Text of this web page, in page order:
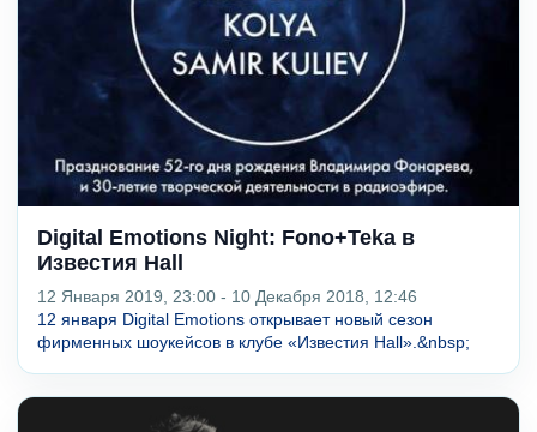
Digital Emotions Night: Fono+Teka в
Известия Hall
12 Января 2019, 23:00 - 10 Декабря 2018, 12:46
12 января Digital Emotions открывает новый сезон
фирменных шоукейсов в клубе «Известия Hall».&nbsp;